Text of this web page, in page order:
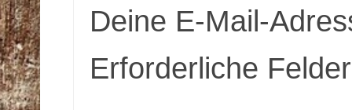
Deine E-Mail-
Erforderliche